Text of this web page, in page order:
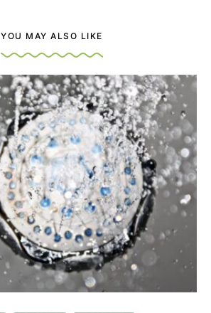
YOU MAY ALSO LIKE